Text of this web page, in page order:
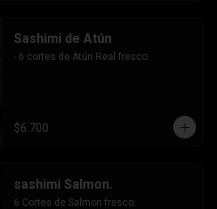
Sashimi de Atún
- 6 cortes de Atún Real fresco.
$6.700
sashimi Salmon.
6 Cortes de Salmon fresco.